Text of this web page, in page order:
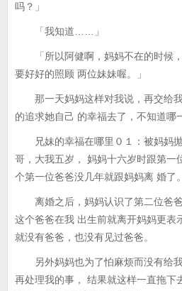
吗？」
「我知道……」
「所以阿健啊，妈妈不在的时候，
要好好的照顾 两位妹妹喔。」
那一天妈妈这样对我说，再交给我
的追求她自己 的幸福去了，不知道
兄妹的幸福在哪里０１：被妈妈抛
哥，大我五岁， 妈妈十六岁时跟第一
个第一位爸爸没几年就跟妈妈离 婚了。
离婚之后，妈妈认识了第二位爸爸
这个爸爸在我 出生前就离开妈妈更表
就没有爸爸，也没有见过爸爸。
另外妈妈也为了怕麻烦而没有给我
再处理我的事， 结果就这样一直拖下